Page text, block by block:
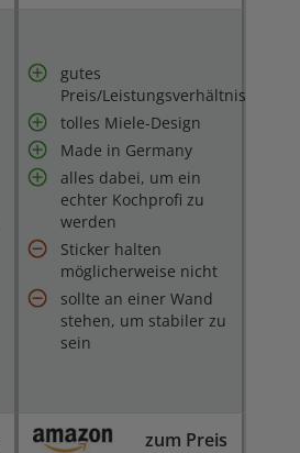
gutes
Preis/Leistungsverhältnis
tolles Miele-Design
Made in Germany
alles dabei, um ein
echter Kochprofi zu
werden
Sticker halten
möglicherweise nicht
sollte an einer Wand
stehen, um stabiler zu
sein
zum Preis